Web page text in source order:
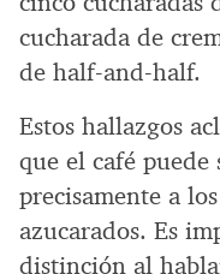
cucharada de
de half-and-half.
Estos hallazgos
que el café puede
precisamente a
azucarados. Es
distinción al